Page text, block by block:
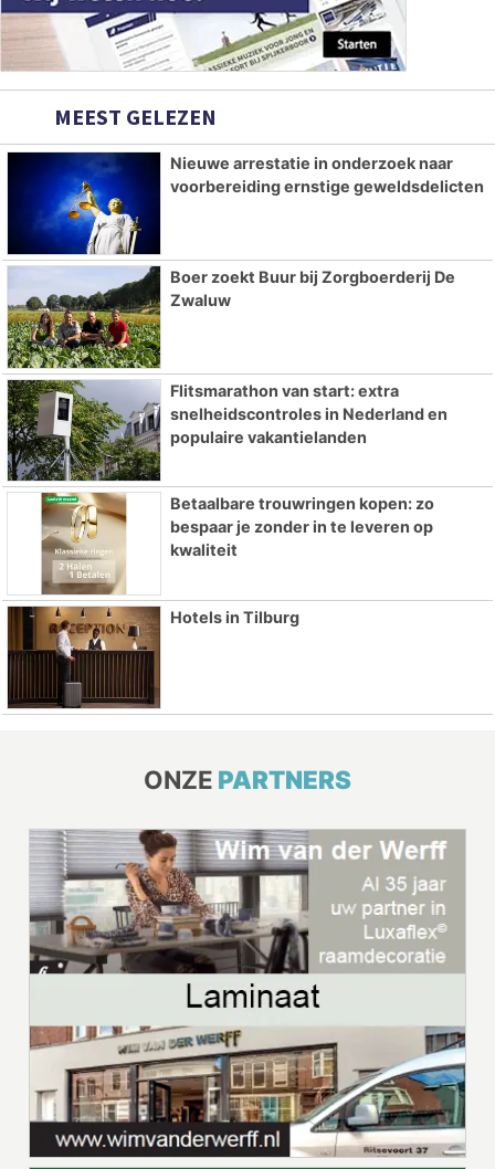
MEEST GELEZEN
Nieuwe arrestatie in onderzoek naar
voorbereiding ernstige geweldsdelicten
Boer zoekt Buur bij Zorgboerderij De
Zwaluw
Flitsmarathon van start: extra
snelheidscontroles in Nederland en
populaire vakantielanden
Betaalbare trouwringen kopen: zo
bespaar je zonder in te leveren op
kwaliteit
Hotels in Tilburg
ONZE PARTNERS